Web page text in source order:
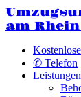
am Rhein
✆ Telefon
Leistungen